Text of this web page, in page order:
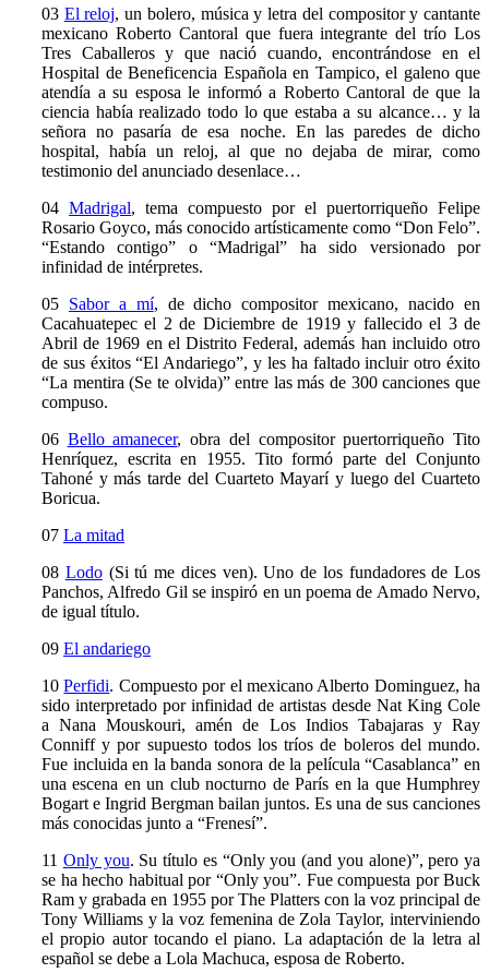
03 El reloj, un bolero, música y letra del compositor y cantante
mexicano Roberto Cantoral que fuera integrante del trío Los
Tres Caballeros y que nació cuando, encontrándose en el
Hospital de Beneficencia Española en Tampico, el galeno que
atendía a su esposale informó a Roberto Cantoral de que la
ciencia había realizado todo lo que estaba a su alcance… y la
señora no pasaría de esa noche. En las paredes de dicho
hospital, había un reloj, al que no dejaba de mirar, como
testimonio del anunciado desenlace…
04 Madrigal, tema compuesto por el puertorriqueño Felipe
Rosario Goyco, más conocido artísticamente como “Don Felo”.
“Estando contigo” o “Madrigal” ha sido versionado por
infinidad de intérpretes.
05 Sabor a mí, de dicho compositor mexicano, nacido en
Cacahuatepec el 2 de Diciembre de 1919 y fallecido el 3 de
Abril de 1969 en el Distrito Federal, además han incluido otro
de sus éxitos “El Andariego”, y les ha faltado incluir otro éxito
“La mentira (Se te olvida)” entre las más de 300 canciones que
compuso.
06 Bello amanecer, obra del compositor puertorriqueño Tito
Henríquez, escrita en 1955. Tito formó parte del Conjunto
Tahoné y más tarde del Cuarteto Mayarí y luego del Cuarteto
Boricua.
07 La mitad
08 Lodo(Si tú me dices ven). Uno de los fundadores de Los
Panchos, Alfredo Gil se inspiró en un poema de Amado Nervo,
de igual título.
09 El andariego
10Perfidi. Compuesto por el mexicano Alberto Dominguez, ha
sido interpretado por infinidad de artistas desde Nat King Cole
a Nana Mouskouri, amén de Los Indios Tabajaras y Ray
Conniff y por supuesto todos los tríos de boleros del mundo.
Fue incluida en la banda sonora de la película “Casablanca” en
una escena en un club nocturno de París en la que Humphrey
Bogart e Ingrid Bergman bailan juntos. Es una de sus canciones
más conocidas junto a “Frenesí”.
11 Only you. Su título es “Only you (and you alone)”, pero ya
se ha hecho habitual por “Only you”. Fue compuesta por Buck
Ram y grabada en 1955 por The Platters con la voz principal de
Tony Williams y la voz femenina de Zola Taylor, interviniendo
el propio autor tocando el piano. La adaptación de la letra al
español se debe a Lola Machuca, esposa de Roberto.